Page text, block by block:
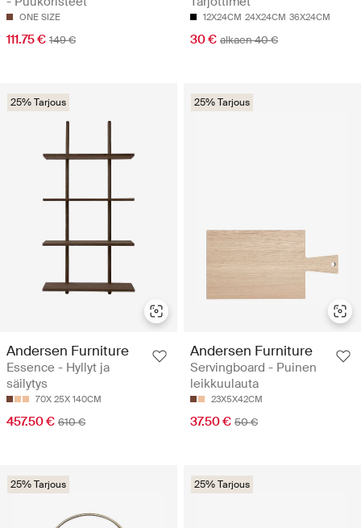
ONE SIZE
111.75 € 149 €
12X24CM 24X24CM 36X24CM
30 € alkaen 40 €
25% Tarjous
Andersen Furniture
Essence - Hyllyt ja
säilytys
70X 25X 140CM
457.50 € 610 €
25% Tarjous
Andersen Furniture
Servingboard - Puinen
leikkuulauta
23X5X42CM
37.50 € 50 €
25% Tarjous 25% Tarjous